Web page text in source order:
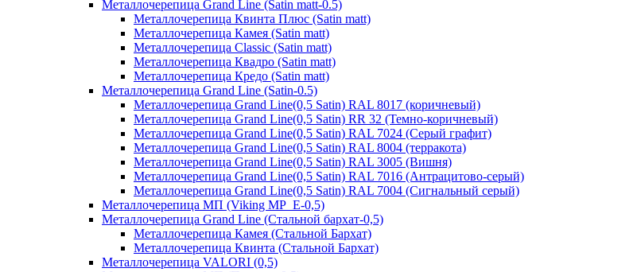
Металлочерепица Grand Line (Satin matt-0.5)
Металлочерепица Квинта Плюс (Satin matt)
Металлочерепица Камея (Satin matt)
Металлочерепица Classic (Satin matt)
Металлочерепица Квадро (Satin matt)
Металлочерепица Кредо (Satin matt)
Металлочерепица Grand Line (Satin-0.5)
Металлочерепица Grand Line(0,5 Satin) RAL 8017 (коричневый)
Металлочерепица Grand Line(0,5 Satin) RR 32 (Темно-коричневый)
Металлочерепица Grand Line(0,5 Satin) RAL 7024 (Серый графит)
Металлочерепица Grand Line(0,5 Satin) RAL 8004 (терракота)
Металлочерепица Grand Line(0,5 Satin) RAL 3005 (Вишня)
Металлочерепица Grand Line(0,5 Satin) RAL 7016 (Антрацитово-серый)
Металлочерепица Grand Line(0,5 Satin) RAL 7004 (Сигнальный серый)
Металлочерепица МП (Viking MP_E-0,5)
Металлочерепица Grand Line (Стальной бархат-0,5)
Металлочерепица Камея (Стальной Бархат)
Металлочерепица Квинта (Стальной Бархат)
Металлочерепица VALORI (0,5)